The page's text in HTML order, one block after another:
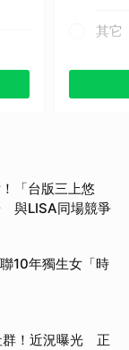
其它
「台版三上悠
與LISA同場競爭
10年獨生女「時
群！近況曝光 正